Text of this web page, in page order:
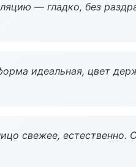
— гладко, без
идеальная, цвет
свежее, естественно.